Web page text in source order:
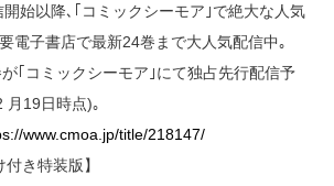
始以降､｢コミックシーモア｣で絶大な人気
電子書店で最新24巻まで大人気配信中｡
｢コミックシーモア｣にて独占先行配信予
月19日時点)｡
www.cmoa.jp/title/218147/
付き特装版】